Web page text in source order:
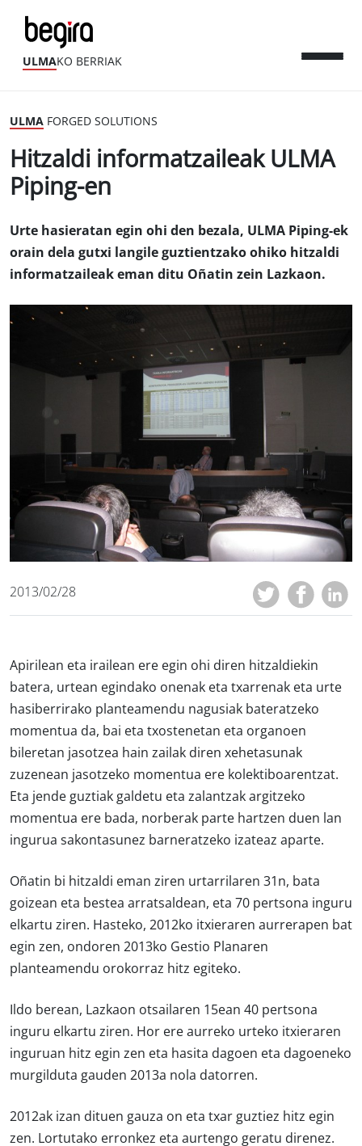
ULMAKO BERRIAK
ULMA FORGED SOLUTIONS
Hitzaldi informatzaileak ULMA
Piping-en
Urte hasieratan egin ohi den bezala, ULMA Piping-ek
orain dela gutxi langile guztientzako ohiko hitzaldi
informatzaileak eman ditu Oñatin zein Lazkaon.
2013/02/28
Apirilean eta irailean ere egin ohi diren hitzaldiekin
batera, urtean egindako onenak eta txarrenak eta urte
hasiberrirako planteamendu nagusiak bateratzeko
momentua da, bai eta txostenetan eta organoen
bileretan jasotzea hain zailak diren xehetasunak
zuzenean jasotzeko momentua ere kolektiboarentzat.
Eta jende guztiak galdetu eta zalantzak argitzeko
momentua ere bada, norberak parte hartzen duen lan
ingurua sakontasunez barneratzeko izateaz aparte.
Oñatin bi hitzaldi eman ziren urtarrilaren 31n, bata
goizean eta bestea arratsaldean, eta 70 pertsona inguru
elkartu ziren. Hasteko, 2012ko itxieraren aurrerapen bat
egin zen, ondoren 2013ko Gestio Planaren
planteamendu orokorraz hitz egiteko.
Ildo berean, Lazkaon otsailaren 15ean 40 pertsona
inguru elkartu ziren. Hor ere aurreko urteko itxieraren
inguruan hitz egin zen eta hasita dagoen eta dagoeneko
murgilduta gauden 2013a nola datorren.
2012ak izan dituen gauza on eta txar guztiez hitz egin
zen. Lortutako erronkez eta aurtengo geratu direnez.